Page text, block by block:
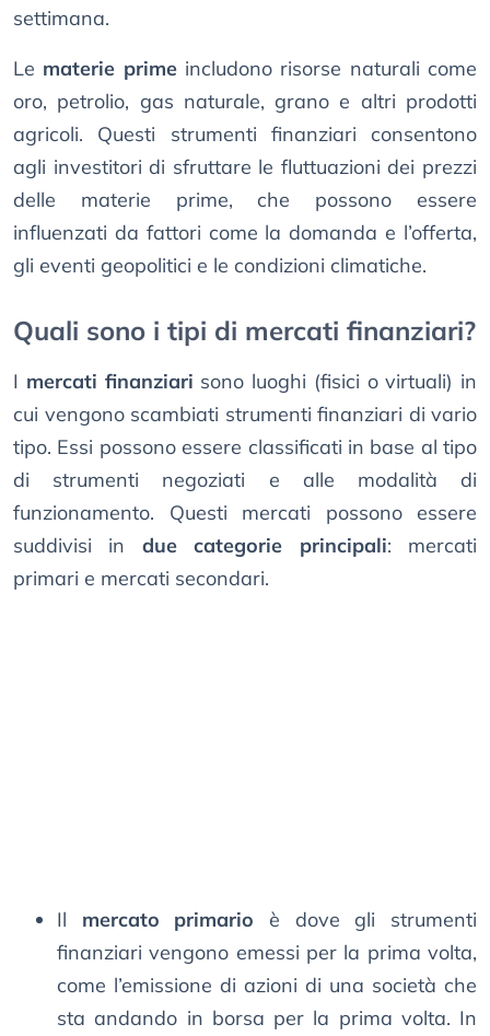
settimana.
Le materie primeincludono risorse naturali come
oro, petrolio, gas naturale, grano e altri prodotti
agricoli. Questi strumenti finanziari consentono
agli investitori di sfruttare le fluttuazioni dei prezzi
delle materie prime, che possono essere
influenzati da fattori come la domanda e l’offerta,
gli eventi geopolitici e le condizioni climatiche.
Quali sono i tipi di mercati finanziari?
I mercati finanziari sono luoghi (fisici o virtuali) in
cui vengono scambiati strumenti finanziari di vario
tipo. Essi possono essere classificati in base al tipo
di strumenti negoziati e alle modalità di
funzionamento. Questi mercati possono essere
suddivisi in due categorie principali: mercati
primari e mercati secondari.
Il mercato primario è dove gli strumenti
finanziari vengono emessi per la prima volta,
come l’emissione di azioni di una società che
sta andando in borsa per la prima volta. In